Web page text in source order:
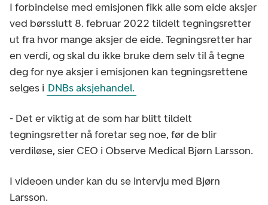
I forbindelse med emisjonen fikk alle som eide aksjer
ved børsslutt 8. februar 2022 tildelt tegningsretter
ut fra hvor mange aksjer de eide. Tegningsretter har
en verdi, og skal du ikke bruke dem selv til å tegne
deg for nye aksjer i emisjonen kan tegningsrettene
selges i DNBs aksjehandel.
- Det er viktig at de som har blitt tildelt
tegningsretter nå foretar seg noe, før de blir
verdiløse, sier CEO i Observe Medical Bjørn Larsson.
I videoen under kan du se intervju med Bjørn
Larsson.